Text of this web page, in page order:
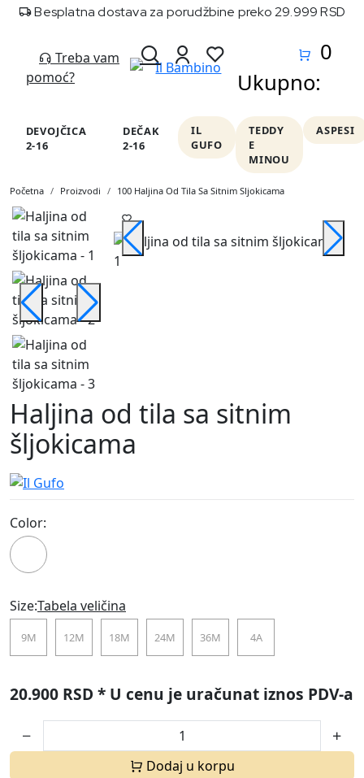
Besplatna dostava za porudžbine preko 29.999 RSD
Treba vam
pomoć?
0
Ukupno:
DEVOJČICA
2-16
DEČAK
2-16
IL
GUFO
TEDDY
E
MINOU
ASPESI
Početna Proizvodi 100 Haljina Od Tila Sa Sitnim Sljokicama
Haljina od tila sa sitnim
šljokicama
Size:Tabela veličina
9M 12M 18M 24M 36M 4A
Color:
20.900 RSD * U cenu je uračunat iznos PDV-a
Dodaj u korpu